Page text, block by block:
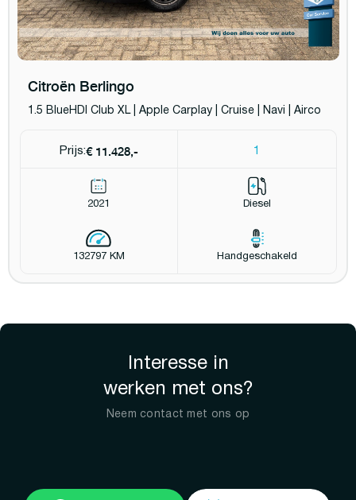
Citroën Berlingo
1.5 BlueHDI Club XL | Apple Carplay | Cruise | Navi | Airco
Prijs:€ 11.428,- 1
2021 Diesel
132797 KM Handgeschakeld
Interesse in
werken met ons?
Neem contact met ons op